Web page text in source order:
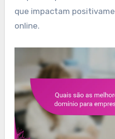
que impactam
online.